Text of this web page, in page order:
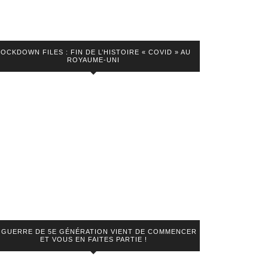
FILES : FIN DE L’HISTOIRE « COVID » AU
ROYAUME-UNI
GUERRE DE 5E GÉNÉRATION VIENT DE COMMENCER
ET VOUS EN FAITES PARTIE !